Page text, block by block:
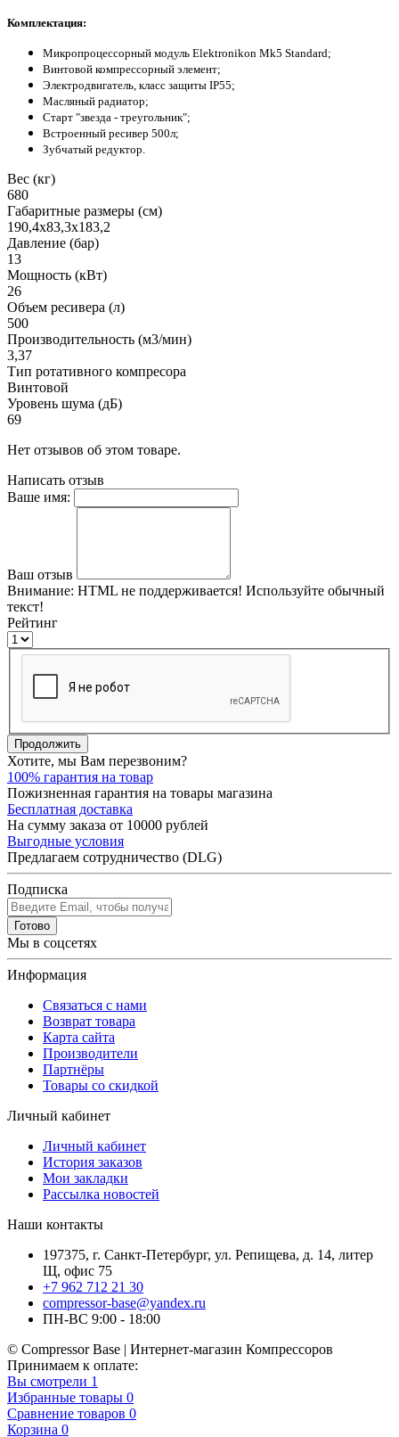
Комплектация:
Микропроцессорный модуль Elektronikon Mk5 Standard;
Винтовой компрессорный элемент;
Электродвигатель, класс защиты IP55;
Масляный радиатор;
Старт "звезда - треугольник";
Встроенный ресивер 500л;
Зубчатый редуктор.
Вес (кг)
680
Габаритные размеры (см)
190,4х83,3х183,2
Давление (бар)
13
Мощность (кВт)
26
Объем ресивера (л)
500
Производительность (м3/мин)
3,37
Тип ротативного компресора
Винтовой
Уровень шума (дБ)
69
Нет отзывов об этом товаре.
Написать отзыв
Ваше имя:
Ваш отзыв
Внимание: HTML не поддерживается! Используйте обычный
текст!
Рейтинг
Продолжить
Хотите, мы Вам перезвоним?
100% гарантия на товар
Пожизненная гарантия на товары магазина
Бесплатная доставка
На сумму заказа от 10000 рублей
Выгодные условия
Предлагаем сотрудничество (DLG)
Подписка
Готово
Мы в соцсетях
Информация
Связаться с нами
Возврат товара
Карта сайта
Производители
Партнёры
Товары со скидкой
Личный кабинет
Личный кабинет
История заказов
Мои закладки
Рассылка новостей
Наши контакты
197375, г. Санкт-Петербург, ул. Репищева, д. 14, литер
Щ, офис 75
+7 962 712 21 30
compressor-base@yandex.ru
ПН-ВС 9:00 - 18:00
© Compressor Base | Интернет-магазин Компрессоров
Принимаем к оплате:
Вы смотрели 1
Избранные товары 0
Сравнение товаров 0
Корзина 0